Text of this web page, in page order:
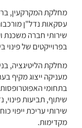
מחלקת המקרקעין,
עסקאות נדל"ן
שירותי חברה משכנת
בפרוייקטים של פינוי
מחלקת הליטיגציה,
מעניקה ייצוג מקיף
בתחומי
שיתוף, תביעות פינוי,
שירותי עריכת ייפוי
מקדימות.